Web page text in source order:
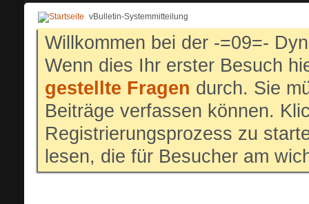
vBulletin-Systemmitteilung
Willkommen bei der -=09=-
Wenn dies Ihr erster Besuch
gestellte Fragen durch. Sie
Beiträge verfassen können.
Registrierungsprozess zu
lesen, die für Besucher am